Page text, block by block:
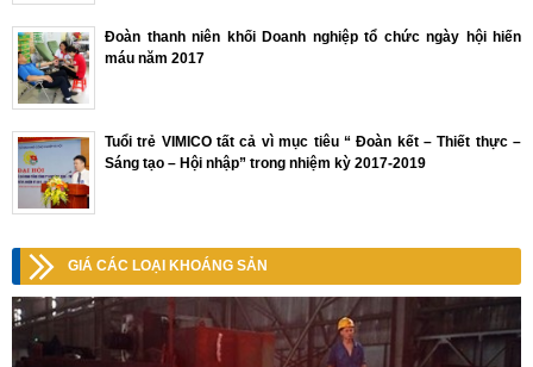
Đoàn thanh niên khối Doanh nghiệp tổ chức ngày hội hiến
máu năm 2017
Tuổi trẻ VIMICO tất cả vì mục tiêu “ Đoàn kết – Thiết thực –
Sáng tạo – Hội nhập” trong nhiệm kỳ 2017-2019
GIÁ CÁC LOẠI KHOÁNG SẢN